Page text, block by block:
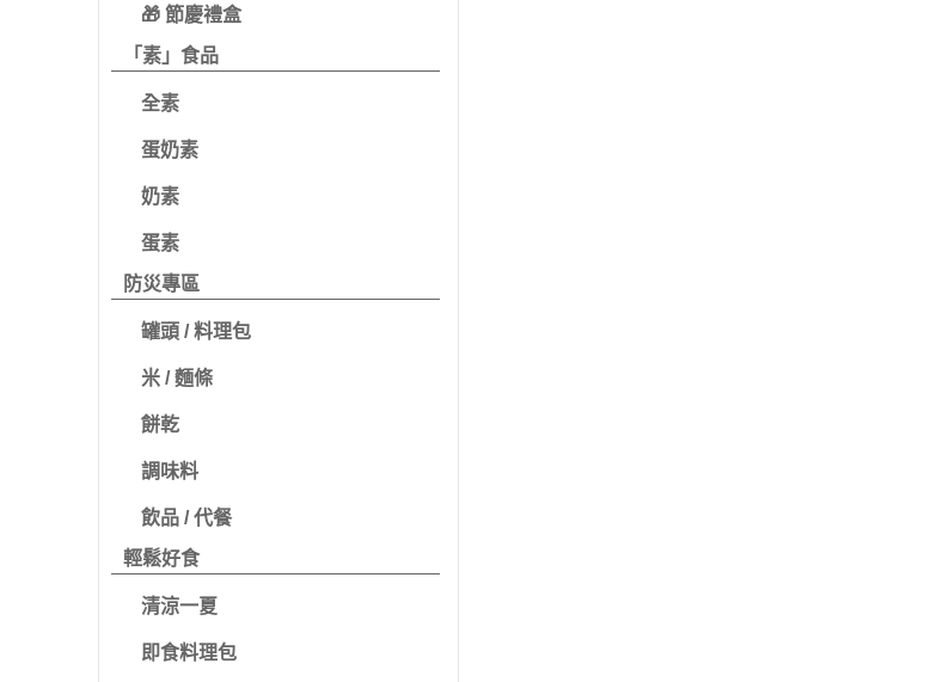
🎁 節慶禮盒
「素」食品
全素
蛋奶素
奶素
蛋素
防災專區
罐頭 / 料理包
米 / 麵條
餅乾
調味料
飲品 / 代餐
輕鬆好食
清涼一夏
即食料理包